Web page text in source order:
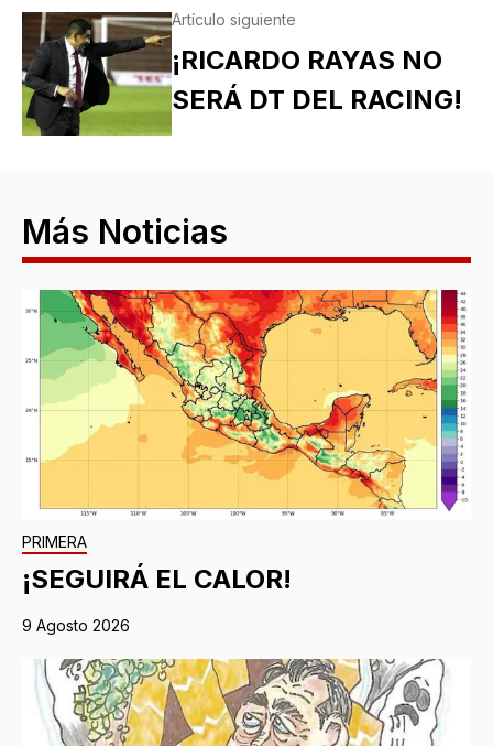
Artículo siguiente
¡RICARDO RAYAS NO
SERÁ DT DEL RACING!
Más Noticias
PRIMERA
¡SEGUIRÁ EL CALOR!
9 Agosto 2026